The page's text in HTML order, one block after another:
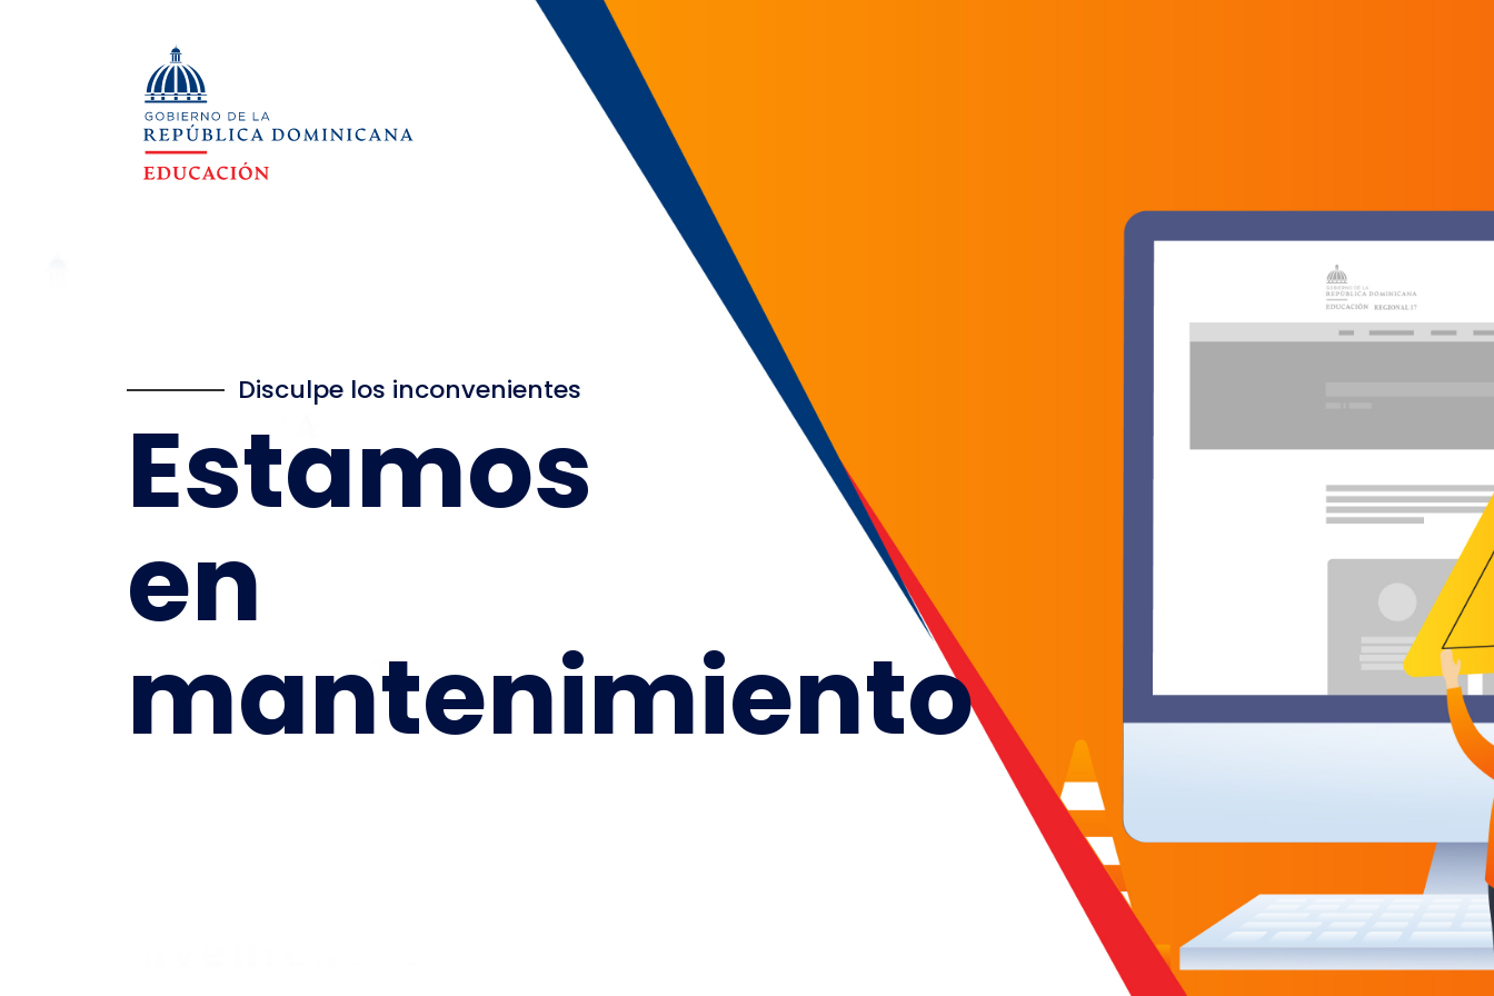
Disculpe los inconvenientes
Estamos
en
mantenimiento